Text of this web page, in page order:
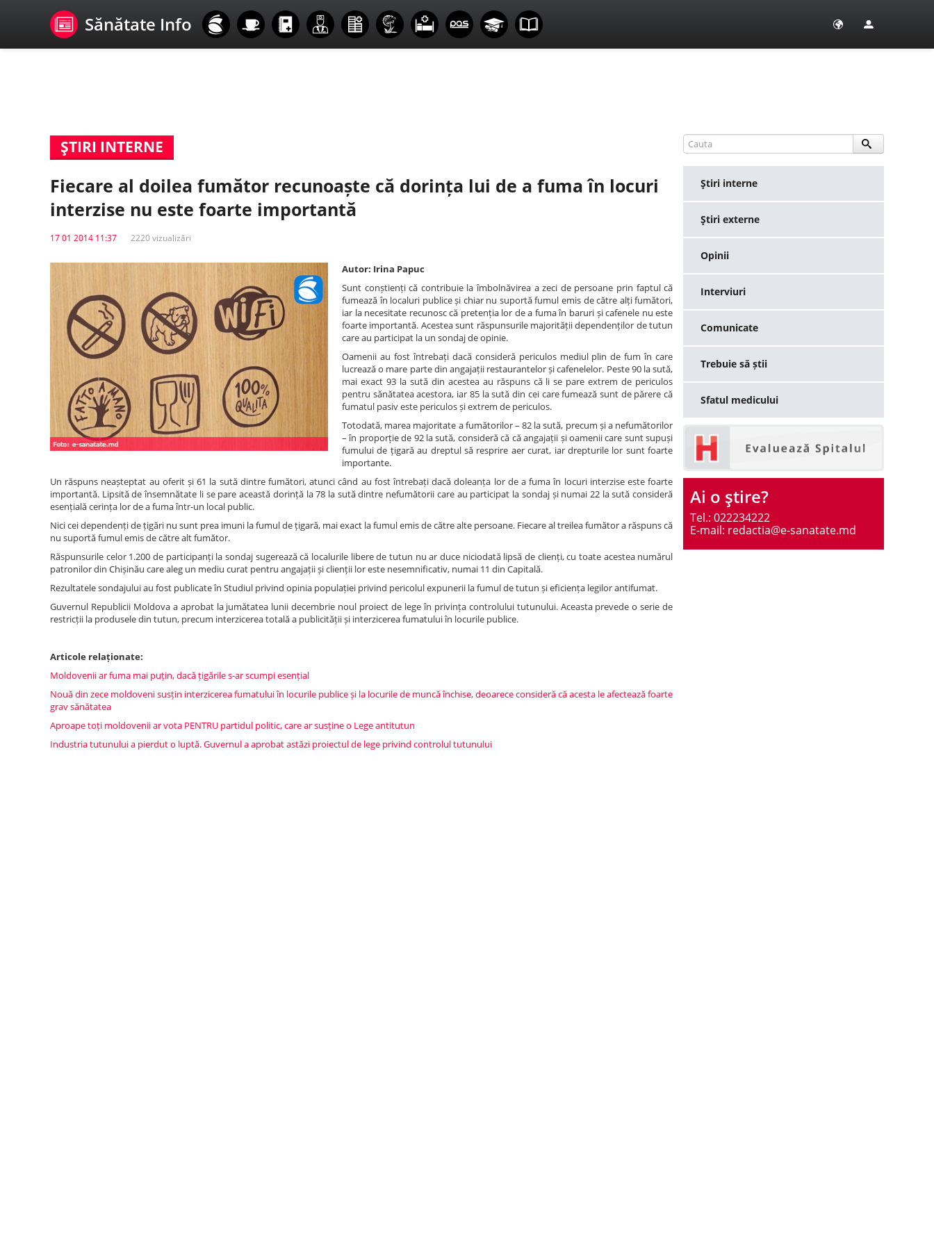
Sănătate Info
ŞTIRI INTERNE
Fiecare al doilea fumător recunoaște că dorința lui de a fuma în locuri
interzise nu este foarte importantă
17 01 2014 11:37 2220 vizualizări
Autor: Irina Papuc
Sunt conștienți că contribuie la îmbolnăvirea a zeci de persoane prin faptul că
fumează în localuri publice și chiar nu suportă fumul emis de către alți fumători,
iar la necesitate recunosc că pretenția lor de a fuma în baruri și cafenele nu este
foarte importantă. Acestea sunt răspunsurile majorității dependenților de tutun
care au participat la un sondaj de opinie.
Oamenii au fost întrebați dacă consideră periculos mediul plin de fum în care
lucrează o mare parte din angajații restaurantelor și cafenelelor. Peste 90 la sută,
mai exact 93 la sută din acestea au răspuns că li se pare extrem de periculos
pentru sănătatea acestora, iar 85 la sută din cei care fumează sunt de părere că
fumatul pasiv este periculos și extrem de periculos.
Totodată, marea majoritate a fumătorilor – 82 la sută, precum și a nefumătorilor
– în proporție de 92 la sută, consideră că că angajații și oamenii care sunt supuși
fumului de țigară au dreptul să resprire aer curat, iar drepturile lor sunt foarte
importante.
Un răspuns neașteptat au oferit și 61 la sută dintre fumători, atunci când au fost întrebați dacă doleanța lor de a fuma în locuri interzise este foarte
importantă. Lipsită de însemnătate li se pare această dorință la 78 la sută dintre nefumătorii care au participat la sondaj și numai 22 la sută consideră
esențială cerința lor de a fuma într-un local public.
Nici cei dependenți de țigări nu sunt prea imuni la fumul de țigară, mai exact la fumul emis de către alte persoane. Fiecare al treilea fumător a răspuns că
nu suportă fumul emis de către alt fumător.
Răspunsurile celor 1.200 de participanți la sondaj sugerează că localurile libere de tutun nu ar duce niciodată lipsă de clienți, cu toate acestea numărul
patronilor din Chișinău care aleg un mediu curat pentru angajații și clienții lor este nesemnificativ, numai 11 din Capitală.
Rezultatele sondajului au fost publicate în Studiul privind opinia populației privind pericolul expunerii la fumul de tutun și eficiența legilor antifumat.
Guvernul Republicii Moldova a aprobat la jumătatea lunii decembrie noul proiect de lege în privința controlului tutunului. Aceasta prevede o serie de
restricții la produsele din tutun, precum interzicerea totală a publicității și interzicerea fumatului în locurile publice.
Articole relaționate:
Moldovenii ar fuma mai puțin, dacă țigările s-ar scumpi esențial
Nouă din zece moldoveni susțin interzicerea fumatului în locurile publice și la locurile de muncă închise, deoarece consideră că acesta le afectează foarte
grav sănătatea
Aproape toți moldovenii ar vota PENTRU partidul politic, care ar susține o Lege antitutun
Industria tutunului a pierdut o luptă. Guvernul a aprobat astăzi proiectul de lege privind controlul tutunului
Ştiri interne
Ştiri externe
Opinii
Interviuri
Comunicate
Trebuie să știi
Sfatul medicului
Ai o ştire?
Tel.: 022234222
E-mail: redactia@e-sanatate.md